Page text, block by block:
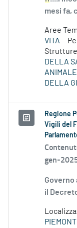
mesi fa,
Aree
VITA
DELLA
ANIMALE
DELLA
Regione
Vigili del
gen-
il